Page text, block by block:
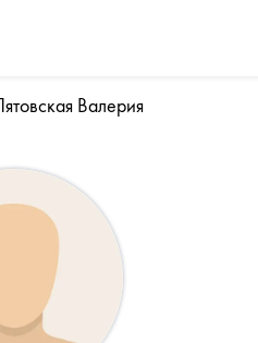
Валерия